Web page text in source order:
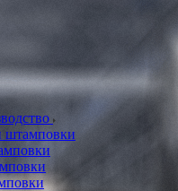
штамповки